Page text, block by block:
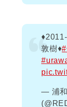
敦樹♦️
— 浦和